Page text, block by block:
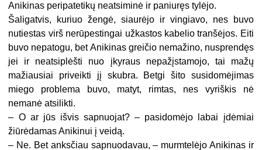
Anikinas peripatetikų neatsiminė ir paniuręs tylėjo.
Šaligatvis, kuriuo žengė, siaurėjo ir vingiavo, nes buvo
nutiestas virš nerūpestingai užkastos kabelio tranšėjos. Eiti
buvo nepatogu, bet Anikinas greičio nemažino, nusprendęs
jei ir neatsiplėšti nuo įkyraus nepažįstamojo, tai mažų
mažiausiai priveikti jį skubra. Betgi šito susidomėjimas
miego problema buvo, matyt, rimtas, nes vyriškis nė
nemanė atsilikti.
– O ar jūs išvis sapnuojat? – pasidomėjo labai įdėmiai
žiūrėdamas Anikinui į veidą.
– Ne. Bet anksčiau sapnuodavau, – murmtelėjo Anikinas ir